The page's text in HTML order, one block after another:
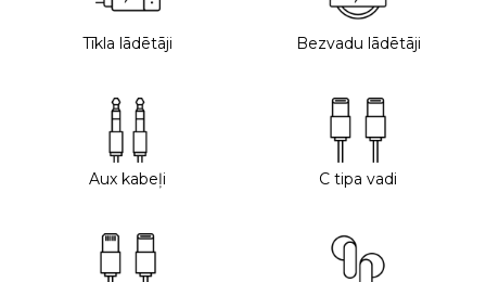
Tīkla lādētāji Bezvadu lādētāji
Aux kabeļi C tipa vadi